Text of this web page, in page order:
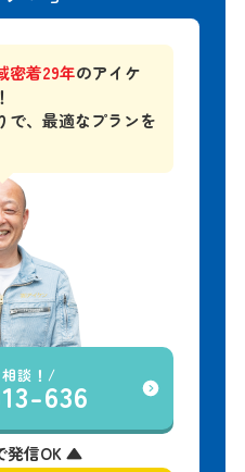
密着29年のアイケ
で、最適なプランを
談！
636
発信OK ▲